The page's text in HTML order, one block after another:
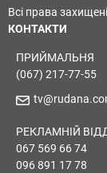
Всі права
КОНТАКТИ
ПРИЙМАЛЬНЯ
(067) 217-77-55
РЕКЛАМНІЙ
067 569 66 74
096 891 17 78